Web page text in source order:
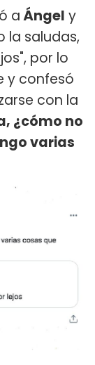
aÁngel y
la saludas,
por lo
y confesó
con la
¿cómo no
varias